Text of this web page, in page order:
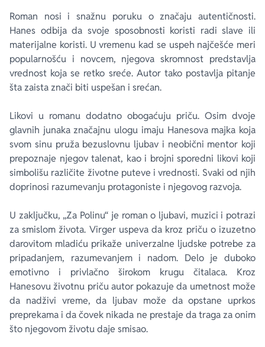
Roman nosi i snažnu poruku o značaju autentičnosti.
Hanes odbija da svoje sposobnosti koristi radi slave ili
materijalne koristi. U vremenu kad se uspeh najčešće meri
popularnošću i novcem, njegova skromnost predstavlja
vrednost koja se retko sreće. Autor tako postavlja pitanje
šta zaista znači biti uspešan i srećan.
Likovi u romanu dodatno obogaćuju priču. Osim dvoje
glavnih junaka značajnu ulogu imaju Hanesova majka koja
svom sinu pruža bezuslovnu ljubav i neobični mentor koji
prepoznaje njegov talenat, kao i brojni sporedni likovi koji
simbolišu različite životne puteve i vrednosti. Svaki od njih
doprinosi razumevanju protagoniste i njegovog razvoja.
U zaključku, „Za Polinu“ je roman o ljubavi, muzici i potrazi
za smislom života. Virger uspeva da kroz priču o izuzetno
darovitom mladiću prikaže univerzalne ljudske potrebe za
pripadanjem, razumevanjem i nadom. Delo je duboko
emotivno i privlačno širokom krugu čitalaca. Kroz
Hanesovu životnu priču autor pokazuje da umetnost može
da nadživi vreme, da ljubav može da opstane uprkos
preprekama i da čovek nikada ne prestaje da traga za onim
što njegovom životu daje smisao.